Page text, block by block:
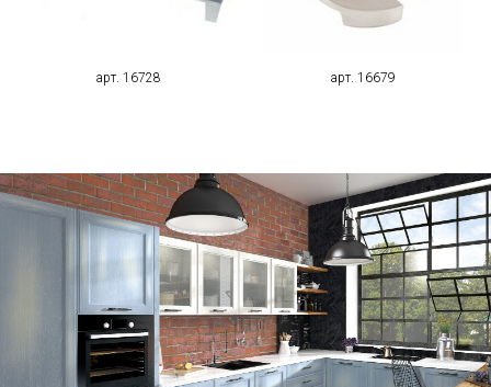
арт. 16728 арт. 16679